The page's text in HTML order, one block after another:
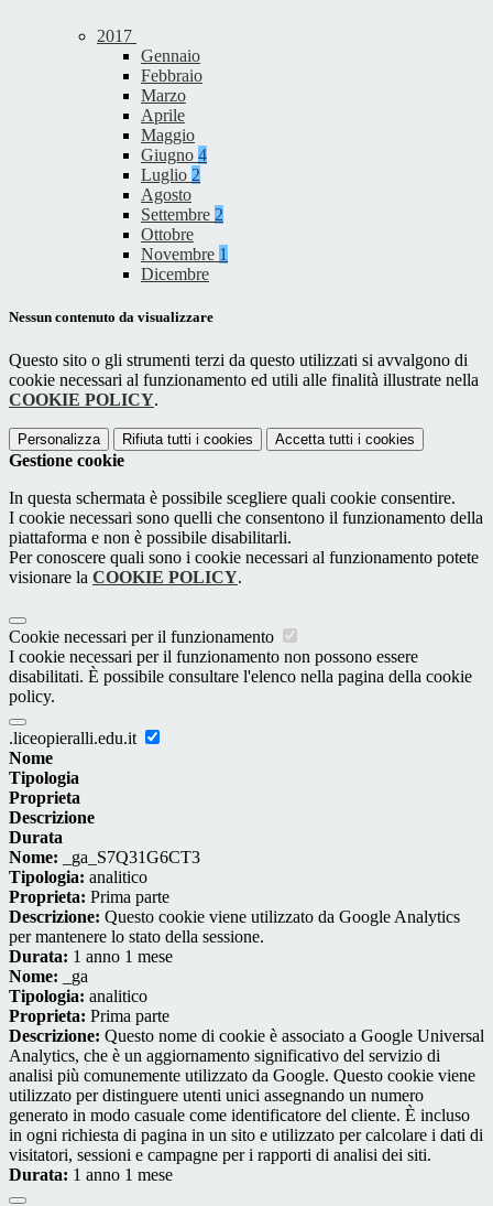
2017
Gennaio
Febbraio
Marzo
Aprile
Maggio
Giugno 4
Luglio 2
Agosto
Settembre 2
Ottobre
Novembre 1
Dicembre
Nessun contenuto da visualizzare
Questo sito o gli strumenti terzi da questo utilizzati si avvalgono di
cookie necessari al funzionamento ed utili alle finalità illustrate nella
COOKIE POLICY.
Personalizza Rifiuta tutti i cookies Accetta tutti i cookies
Gestione cookie
In questa schermata è possibile scegliere quali cookie consentire.
I cookie necessari sono quelli che consentono il funzionamento della
piattaforma e non è possibile disabilitarli.
Per conoscere quali sono i cookie necessari al funzionamento potete
visionare la COOKIE POLICY.
Cookie necessari per il funzionamento
I cookie necessari per il funzionamento non possono essere
disabilitati. È possibile consultare l'elenco nella pagina della cookie
policy.
.liceopieralli.edu.it
Nome
Tipologia
Proprieta
Descrizione
Durata
Nome: _ga_S7Q31G6CT3
Tipologia: analitico
Proprieta: Prima parte
Descrizione: Questo cookie viene utilizzato da Google Analytics
per mantenere lo stato della sessione.
Durata: 1 anno 1 mese
Nome: _ga
Tipologia: analitico
Proprieta: Prima parte
Descrizione: Questo nome di cookie è associato a Google Universal
Analytics, che è un aggiornamento significativo del servizio di
analisi più comunemente utilizzato da Google. Questo cookie viene
utilizzato per distinguere utenti unici assegnando un numero
generato in modo casuale come identificatore del cliente. È incluso
in ogni richiesta di pagina in un sito e utilizzato per calcolare i dati di
visitatori, sessioni e campagne per i rapporti di analisi dei siti.
Durata: 1 anno 1 mese